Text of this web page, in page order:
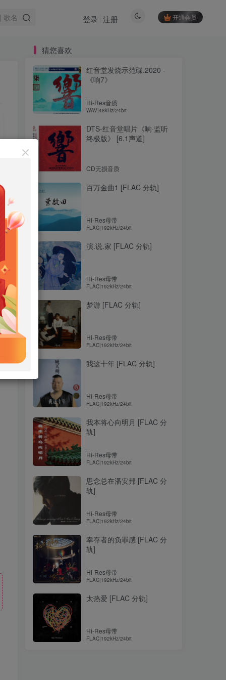
开通会员
登录 注册
猜您喜欢
红音堂发烧示范碟.2020 -
《响7》
Hi-Res音质
WAV|48kHz/24bit
DTS-红音堂唱片《响·监听
终极版》 [6.1声道]
CD无损音质
百万金曲1 [FLAC 分轨]
Hi-Res母带
FLAC|192kHz/24bit
演.说.家 [FLAC 分轨]
Hi-Res母带
FLAC|192kHz/24bit
梦游 [FLAC 分轨]
Hi-Res母带
FLAC|192kHz/24bit
我这十年 [FLAC 分轨]
Hi-Res母带
FLAC|192kHz/24bit
我本将心向明月 [FLAC 分
轨]
Hi-Res母带
FLAC|192kHz/24bit
思念总在潘安邦 [FLAC 分
轨]
Hi-Res母带
FLAC|192kHz/24bit
幸存者的负罪感 [FLAC 分
轨]
Hi-Res母带
FLAC|192kHz/24bit
太热爱 [FLAC 分轨]
Hi-Res母带
FLAC|192kHz/24bit